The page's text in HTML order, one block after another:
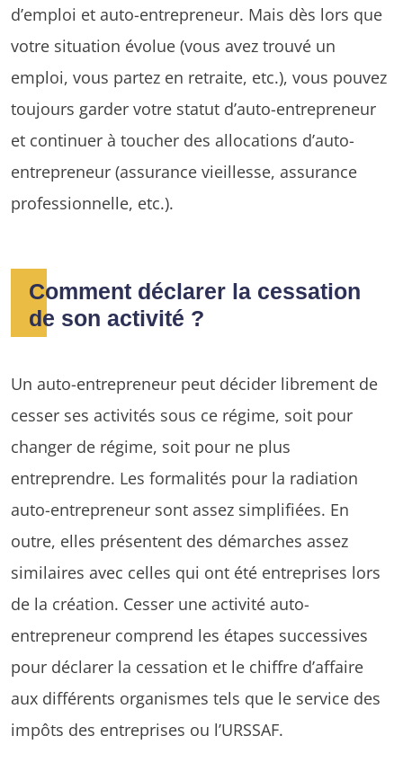
d’emploi et auto-entrepreneur. Mais dès lors que
votre situation évolue (vous avez trouvé un
emploi, vous partez en retraite, etc.), vous pouvez
toujours garder votre statut d’auto-entrepreneur
et continuer à toucher des allocations d’auto-
entrepreneur (assurance vieillesse, assurance
professionnelle, etc.).
Comment déclarer la cessation
de son activité ?
Un auto-entrepreneur peut décider librement de
cesser ses activités sous ce régime, soit pour
changer de régime, soit pour ne plus
entreprendre. Les formalités pour la radiation
auto-entrepreneur sont assez simplifiées. En
outre, elles présentent des démarches assez
similaires avec celles qui ont été entreprises lors
de la création. Cesser une activité auto-
entrepreneur comprend les étapes successives
pour déclarer la cessation et le chiffre d’affaire
aux différents organismes tels que le service des
impôts des entreprises ou l’URSSAF.